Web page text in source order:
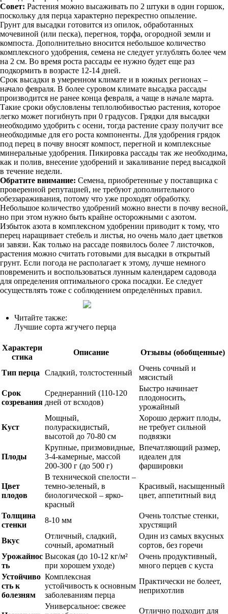
Совет: Растения можно высаживать по 2 штуки в один горшок,
поскольку для перца характерно перекрестно опыление.
Грунт для высадки готовится из опилок, обработанных
мочевиной (или песка), перегноя, торфа, огородной земли и
компоста. Дополнительно вносится небольшое количество
комплексного удобрения, семена не следует углублять более чем
на 2 см. Во время роста рассады ее нужно будет еще раз
подкормить в возрасте 12-14 дней.
Срок высадки в умеренном климате и в южных регионах –
начало февраля. В более суровом климате высадка рассады
производится не ранее конца февраля, а чаще в начале марта.
Такие сроки обусловлены теплолюбивостью растения, которое
легко может погибнуть при 0 градусов. Грядки для высадки
необходимо удобрить с осени, тогда растение сразу получит все
необходимые для его роста компоненты. Для удобрения грядок
под перец в почву вносят компост, перегной и комплексные
минеральные удобрения. Пикировка рассады так же необходима,
как и полив, внесение удобрений и закаливание перед высадкой
в течение недели.
Обратите внимание: Семена, приобретенные у поставщика с
проверенной репутацией, не требуют дополнительного
обеззараживания, потому что уже проходят обработку.
Небольшое количество удобрений можно внести в почву весной,
но при этом нужно быть крайне осторожными с азотом.
Избыток азота в комплексном удобрении приводит к тому, что
перец наращивает стебель и листья, но очень мало дает цветков
и завязи. Как только на рассаде появилось более 7 листочков,
растения можно считать готовыми для высадки в открытый
грунт. Если погода не располагает к этому, лучше немного
повременить и воспользоваться лунным календарем садовода
для определения оптимального срока посадки. Ее следует
осуществлять тоже с соблюдением определённых правил.
Читайте также:
Лучшие сорта жгучего перца
Характери
стика
Описание Отзывы (обобщенные)
Тип перца Сладкий, толстостенный
Очень сочный и
мясистый
Срок
созревания
Среднеранний (110-120
дней от всходов)
Быстро начинает
плодоносить,
урожайный
Куст
Мощный,
полураскидистый,
высотой до 70-80 см
Хорошо держит плоды,
не требует сильной
подвязки
Плоды
Крупные, призмовидные,
3-4-камерные, массой
200-300 г (до 500 г)
Впечатляющий размер,
идеален для
фаршировки
Цвет
плодов
В технической спелости –
темно-зеленый, в
биологической – ярко-
красный
Красивый, насыщенный
цвет, аппетитный вид
Толщина
стенки
8-10 мм
Очень толстые стенки,
хрустящий
Вкус
Отличный, сладкий,
сочный, ароматный
Один из самых вкусных
сортов, без горечи
Урожайнос
ть
Высокая (до 10-12 кг/м²
при хорошем уходе)
Очень продуктивный,
много перцев с куста
Устойчиво
сть к
болезням
Комплексная
устойчивость к основным
заболеваниям перца
Практически не болеет,
неприхотлив
Универсальное: свежее
Отлично подходит для